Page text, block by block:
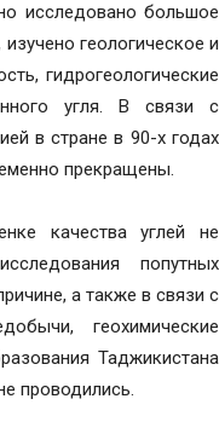
исследовано большое
геологическое и
гидрогеологические
угля. В связи с
в стране в 90-х годах
прекращены.
качества углей не
попутных
а также в связи с
геохимические
Таджикистана
проводились.